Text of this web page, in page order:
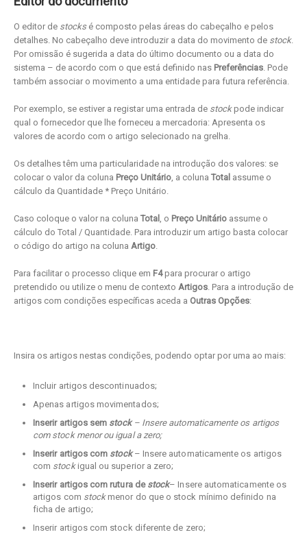
O editor de stocksé composto pelas áreas do cabeçalho e pelos
detalhes. No cabeçalho deve introduzir a data do movimento de stock.
Por omissão é sugerida a data do último documento ou a data do
sistema – de acordo com o que está definido nas Preferências. Pode
também associar o movimento a uma entidade para futura referência.
Por exemplo, se estiver a registar uma entrada de stockpode indicar
qual o fornecedor que lhe forneceu a mercadoria: Apresenta os
valores de acordo com o artigo selecionado na grelha.
Os detalhes têm uma particularidade na introdução dos valores: se
colocar o valor da coluna Preço Unitário, a coluna Total assume o
cálculo da Quantidade * Preço Unitário.
Caso coloque o valor na coluna Total , o Preço Unitário assume o
cálculo do Total / Quantidade. Para introduzir um artigo basta colocar
o código do artigo na coluna Artigo.
Para facilitar o processo clique em F4para procurar o artigo
pretendido ou utilize o menu de contexto Artigos. Para a introdução de
artigos com condições específicas aceda a Outras Opções:
Insira os artigos nestas condições, podendo optar por uma ao mais:
Incluir artigos descontinuados;
Apenas artigos movimentados;
Inserir artigos sem stock– Insere automaticamente os artigos
com stockmenor ou igual a zero;
Inserir artigos com stock– Insere automaticamente os artigos
com stockigual ou superior a zero;
Inserir artigos com rutura de stock– Insere automaticamente os
artigos com stockmenor do que o stock mínimo definido na
ficha de artigo;
Inserir artigos com stock diferente de zero;